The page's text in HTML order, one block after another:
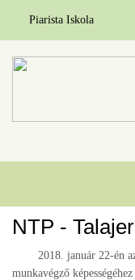
Piarista Iskola
NTP -
2018. január 22-én
munkavégző